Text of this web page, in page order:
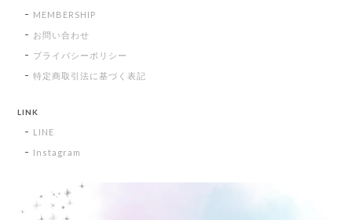
MEMBERSHIP
お問い合わせ
プライバシーポリシー
特定商取引法に基づく表記
LINK
LINE
Instagram